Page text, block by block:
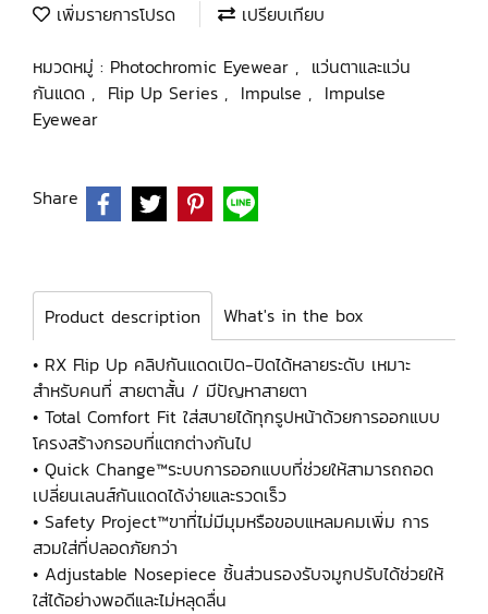
เพิ่มรายการโปรด
เปรียบเทียบ
หมวดหมู่ : Photochromic Eyewear , แว่นตาและแว่น
กันแดด , Flip Up Series , Impulse , Impulse
Eyewear
Share
Product description
What's in the box
• RX Flip Up คลิปกันแดดเปิด-ปิดได้หลายระดับ เหมาะ
สำหรับคนที่ สายตาสั้น / มีปัญหาสายตา
• Total Comfort Fit ใส่สบายได้ทุกรูปหน้าด้วยการออกแบบ
โครงสร้างกรอบที่แตกต่างกันไป
• Quick Change™ระบบการออกแบบที่ช่วยให้สามารถถอด
เปลี่ยนเลนส์กันแดดได้ง่ายและรวดเร็ว
• Safety Project™ขาที่ไม่มีมุมหรือขอบแหลมคมเพิ่ม การ
สวมใส่ที่ปลอดภัยกว่า
• Adjustable Nosepiece ชิ้นส่วนรองรับจมูกปรับได้ช่วยให้
ใส่ได้อย่างพอดีและไม่หลุดลื่น